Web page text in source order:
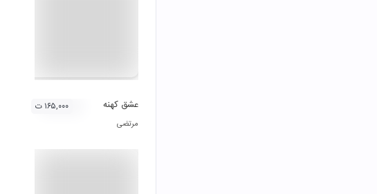
عشق کهنه
مرتضی
۱۶۵,۰۰۰ ت